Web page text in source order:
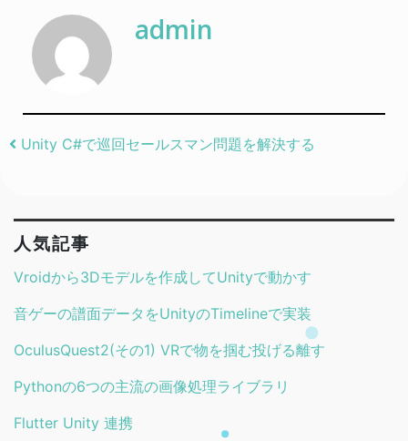
admin
Post navigation
Unity C#で巡回セールスマン問題を解決する
人気記事
Vroidから3Dモデルを作成してUnityで動かす
音ゲーの譜面データをUnityのTimelineで実装
OculusQuest2(その1) VRで物を掴む投げる離す
Pythonの6つの主流の画像処理ライブラリ
Flutter Unity 連携